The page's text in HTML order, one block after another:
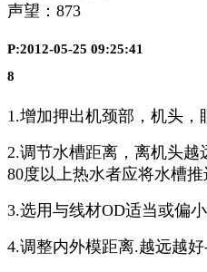
声望： 873
P:2012-05-25 09:25:41
8
1.增加押出机颈部，机头，
2.调节水槽距离，离机头
80度以上热水者应将水槽推
3.选用与线材OD适当或偏小
4.调整内外模距离.越远越好-